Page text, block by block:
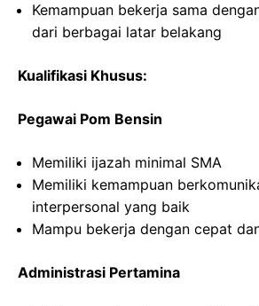
Kemampuan bekerja sama
dari berbagai latar belakang
Kualifikasi Khusus:
Pegawai Pom Bensin
Memiliki ijazah minimal SMA
Memiliki kemampuan
interpersonal yang baik
Mampu bekerja dengan cepat
Administrasi Pertamina